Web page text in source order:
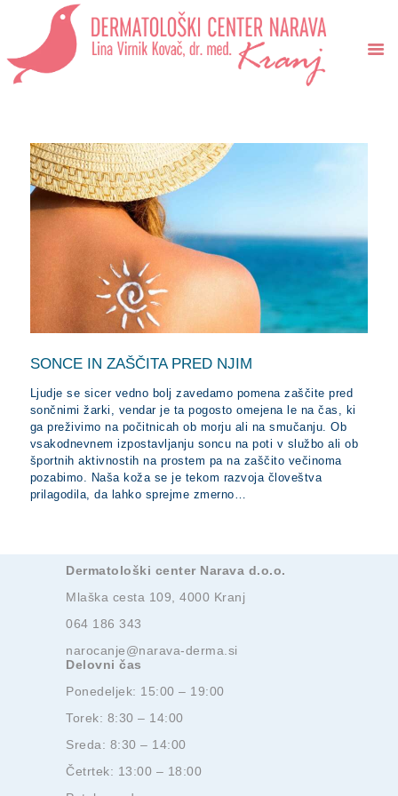
Dermatološki center Narava
STORITVE
CENIK
NAROČI SE
NOVICE
SONCE IN ZAŠČITA PRED NJIM
Ljudje se sicer vedno bolj zavedamo pomena zaščite pred
sončnimi žarki, vendar je ta pogosto omejena le na čas, ki
ga preživimo na počitnicah ob morju ali na smučanju. Ob
vsakodnevnem izpostavljanju soncu na poti v službo ali ob
športnih aktivnostih na prostem pa na zaščito večinoma
pozabimo. Naša koža se je tekom razvoja človeštva
prilagodila, da lahko sprejme zmerno…
Dermatološki center Narava d.o.o.
Mlaška cesta 109, 4000 Kranj
064 186 343
narocanje@narava-derma.si
Delovni čas
Ponedeljek: 15:00 – 19:00
Torek: 8:30 – 14:00
Sreda: 8:30 – 14:00
Četrtek: 13:00 – 18:00